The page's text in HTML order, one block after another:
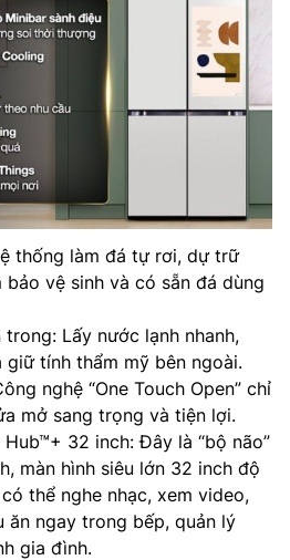
thống làm đá tự rơi, dự trữ
vệ sinh và có sẵn đá dùng
Lấy nước lạnh nhanh,
giữ tính thẩm mỹ bên ngoài.
nghệ “One Touch Open” chỉ
mở sang trọng và tiện lợi.
Hub™+ 32 inch: Đây là “bộ não”
màn hình siêu lớn 32 inch độ
thể nghe nhạc, xem video,
ăn ngay trong bếp, quản lý
gia đình.